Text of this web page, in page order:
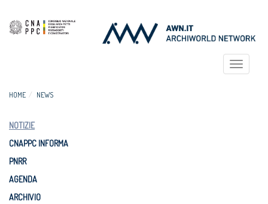
Toggle
HOME NEWS
NOTIZIE
CNAPPC INFORMA
PNRR
AGENDA
ARCHIVIO